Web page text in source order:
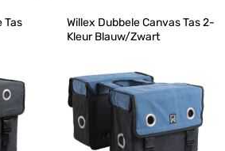
Tas
Willex Dubbele Canvas Tas 2-
Kleur Blauw/Zwart